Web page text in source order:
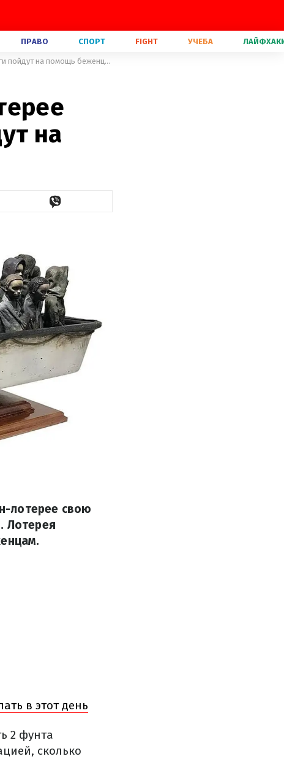
ПРАВО СПОРТ FIGHT УЧЕБА
Бэнкси разыграет в онлайн-лотерее новую скульптуру, деньги пойдут на помощь беженцам
на
лотерее свою
Лотерея
в этот день
2 фунта
сколько